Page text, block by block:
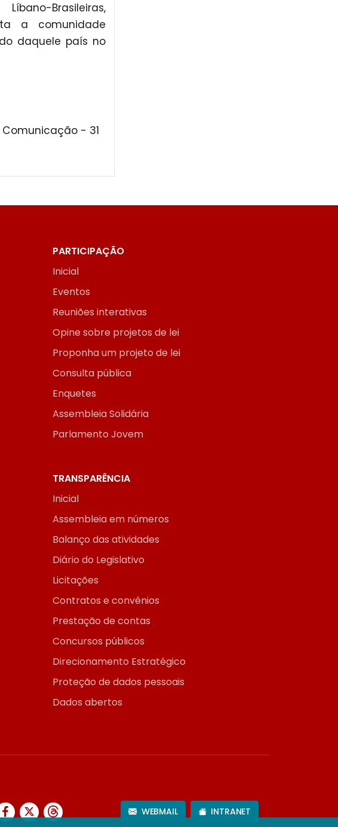
Brasileiras,
a comunidade
daquele país no
- 31
PARTICIPAÇÃO
Inicial
Eventos
Reuniões interativas
Opine sobre projetos de lei
Proponha um projeto de lei
Consulta pública
Enquetes
Assembleia Solidária
Parlamento Jovem
TRANSPARÊNCIA
Inicial
Assembleia em números
Balanço das atividades
Diário do Legislativo
Licitações
Contratos e convênios
Prestação de contas
Concursos públicos
Direcionamento Estratégico
Proteção de dados pessoais
Dados abertos
WEBMAIL INTRANET